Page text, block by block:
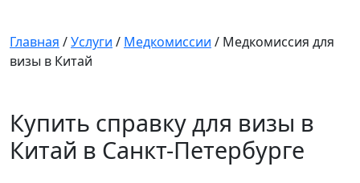
Главная /Услуги / Медкомиссии / Медкомиссия для
визы в Китай
Купить справку для визы в
Китай в Санкт-Петербурге